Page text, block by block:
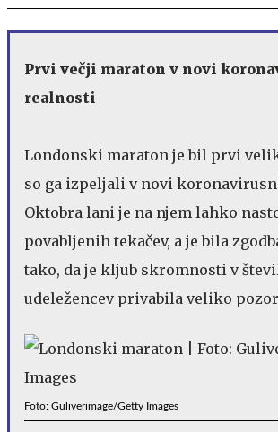
Prvi večji maraton v novi
realnosti
Londonski maraton je bil prvi
so ga izpeljali v novi
Oktobra lani je na njem lahko
povabljenih tekačev, a je bila
tako, da je kljub skromnosti v
udeležencev privabila veliko
Foto: Guliverimage/Getty Images